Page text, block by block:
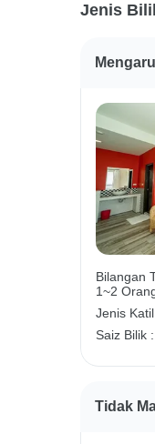
Jenis
Bilangan
1~2
Jenis
Saiz Bilik :
Tidak